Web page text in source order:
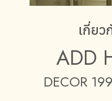
เกี่ยว
ADD
DECOR